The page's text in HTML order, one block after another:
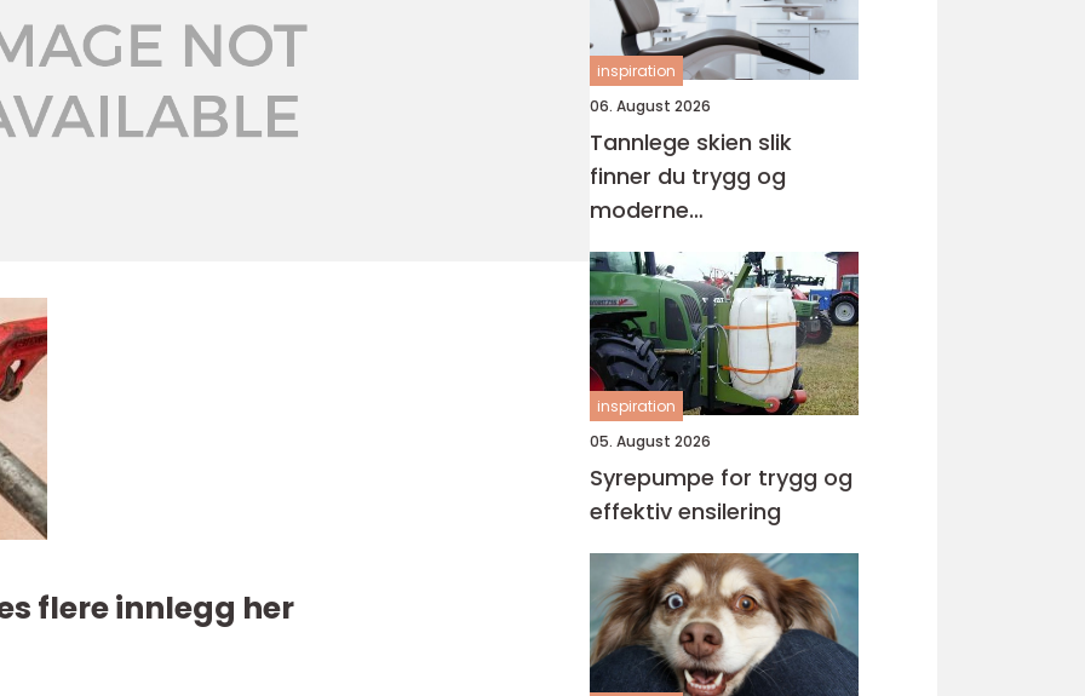
flere innlegg her
inspiration
06. August 2026
Tannlege skien slik
finner du trygg og
moderne
tannbehandling
inspiration
05. August 2026
Syrepumpe for trygg og
effektiv ensilering